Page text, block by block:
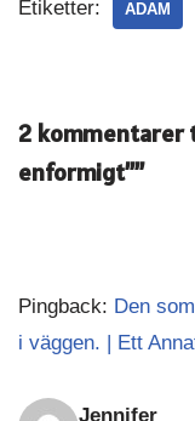
Etiketter: ADAM
2 kommentarer
enformigt””
Pingback: Den
i väggen. | Ett
Jennifer